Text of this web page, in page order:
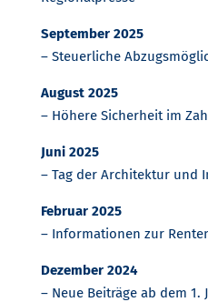
September 2025
– Steuerliche
August 2025
– Höhere Sicherheit im
Juni 2025
– Tag der Architektur und
Februar 2025
– Informationen zur
Dezember 2024
– Neue Beiträge ab dem 1.